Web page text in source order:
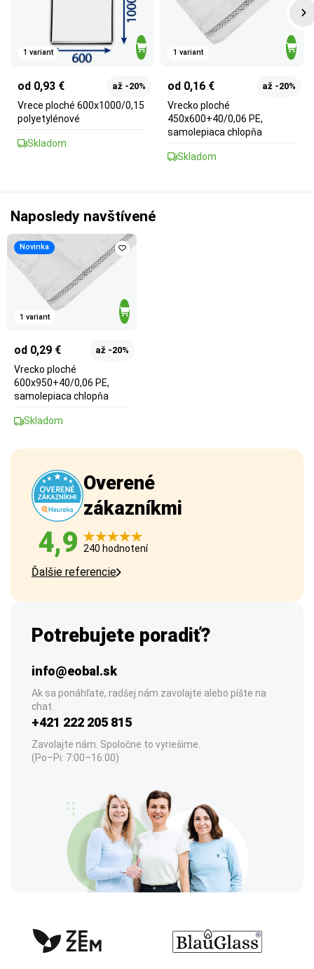
1 variant
od 0,93 € až -20%
Vrece ploché 600x1000/0,15
polyetylénové
Skladom
1 variant
od 0,16 € až -20%
Vrecko ploché
450x600+40/0,06 PE,
samolepiaca chlopňa
Skladom
Naposledy navštívené
Novinka
1 variant
od 0,29 € až -20%
Vrecko ploché
600x950+40/0,06 PE,
samolepiaca chlopňa
Skladom
Overené
zákazníkmi
4,9 240 hodnotení
Ďalšie referencie
Potrebujete poradiť?
info@eobal.sk
Ak sa ponáhľate, radšej nám zavolajte alebo píšte na
chat.
+421 222 205 815
Zavolajte nám. Spoločne to vyriešime.
(Po–Pi: 7:00–16:00)